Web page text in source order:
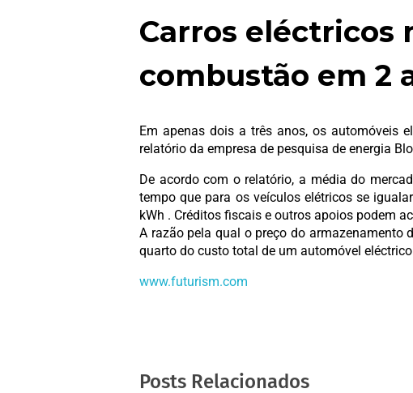
Carros eléctricos
combustão em 2
Em apenas dois a três anos, os automóveis
relatório da empresa de pesquisa de energia
De acordo com o relatório, a média do
tempo que para os veículos elétricos se
kWh . Créditos fiscais e outros apoios podem
A razão pela qual o preço do armazenamento
quarto do custo total de um automóvel
www.futurism.com
Posts Relacionados